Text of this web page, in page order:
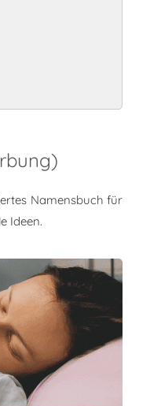
Namensbuch für
Ideen.